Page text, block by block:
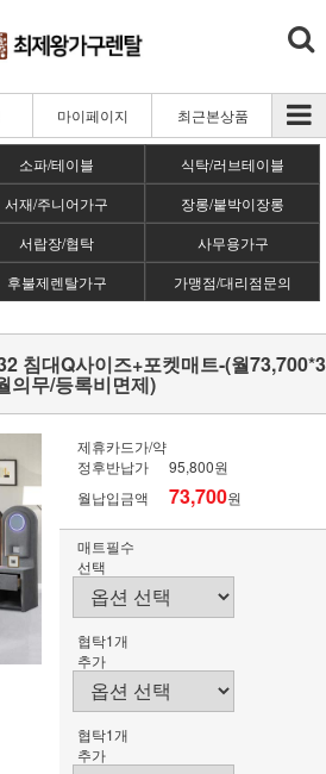
마이페이지 최근본상품
소파/테이블
식탁/러브테이블
서재/주니어가구
장롱/붙박이장롱
서랍장/협탁
사무용가구
후불제렌탈가구
가맹점/대리점문의
침대Q사이즈+포켓매트-(월73,700*3
의무/등록비면제)
제휴카드가/약
정후반납가
95,800원
월납입금액
73,700원
매트필수
선택
협탁1개
추가
협탁1개
추가